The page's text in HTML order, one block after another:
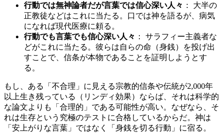
行動では無神論者だが言葉では信心深い人々 ： 大半の
正教徒などはこれに当たる。口では神を語るが、病気
になれば現代医療に頼る。
行動でも言葉でも信心深い人々 ： サラフィー主義者な
どがこれに当たる。彼らは自らの命（身銭）を投げ出
すことで、信条が本物であることを証明しようとす
る。
もし、ある「不合理」に見える宗教的信条や伝統が2,000年
以上生き残っている（リンディ効果）ならば、それは科学的
な論文よりも「合理的」である可能性が高い。なぜなら、そ
れは生存という究極のテストに合格しているからだ。神は
「安上がりな言葉」ではなく「身銭を切る行動」に宿る。